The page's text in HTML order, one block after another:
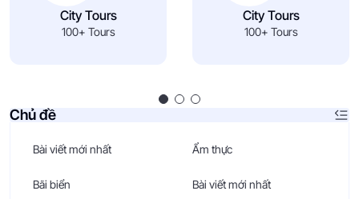
City Tours
100+ Tours
City Tours
100+ Tours
Chủ đề
Bài viết mới nhất Ẩm thực
Bãi biển Bài viết mới nhất